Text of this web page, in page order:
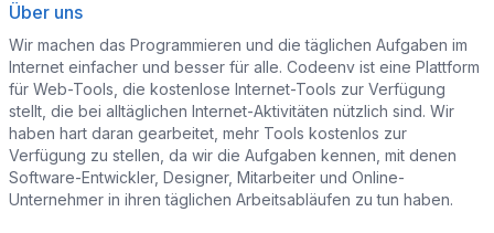
Über uns
Wir machen das Programmieren und die täglichen Aufgaben im
Internet einfacher und besser für alle. Codeenv ist eine Plattform
für Web-Tools, die kostenlose Internet-Tools zur Verfügung
stellt, die bei alltäglichen Internet-Aktivitäten nützlich sind. Wir
haben hart daran gearbeitet, mehr Tools kostenlos zur
Verfügung zu stellen, da wir die Aufgaben kennen, mit denen
Software-Entwickler, Designer, Mitarbeiter und Online-
Unternehmer in ihren täglichen Arbeitsabläufen zu tun haben.